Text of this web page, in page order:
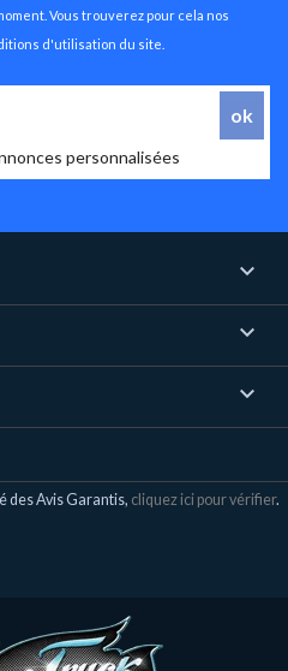
Vous trouverez pour cela nos
d'utilisation du site.
personnalisées



des Avis Garantis, cliquez ici pour vérifier.